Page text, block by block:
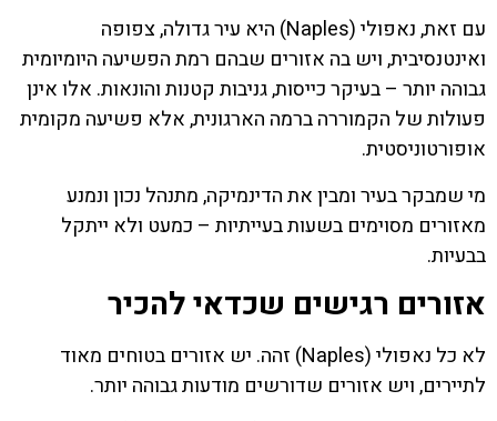
עם זאת, נאפולי (Naples) היא עיר גדולה, צפופה
ואינטנסיבית, ויש בה אזורים שבהם רמת הפשיעה היומיומית
גבוהה יותר – בעיקר כייסות, גניבות קטנות והונאות. אלו אינן
פעולות של הקמוררה ברמה הארגונית, אלא פשיעה מקומית
אופורטוניסטית.
מי שמבקר בעיר ומבין את הדינמיקה, מתנהל נכון ונמנע
מאזורים מסוימים בשעות בעייתיות – כמעט ולא ייתקל
בבעיות.
אזורים רגישים שכדאי להכיר
לא כל נאפולי (Naples) זהה. יש אזורים בטוחים מאוד
לתיירים, ויש אזורים שדורשים מודעות גבוהה יותר.